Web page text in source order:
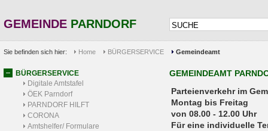
GEMEINDE PARNDORF
Sie befinden sich hier: Home BÜRGERSERVICE Gemeindeamt
BÜRGERSERVICE
Digitale Amtstafel
ÖEK Parndorf
PARNDORF HILFT
CORONA
Amtshelfer/ Formulare
GEMEINDEAMT
Parteienverkehr
Montag bis Freitag
von 08.00 - 12.00 Uhr
Für eine individuelle